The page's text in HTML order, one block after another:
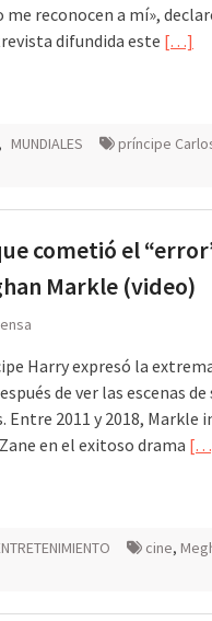
me reconocen a mí»,
difundida este […]
, MUNDIALES príncipe
cometió el
Markle (video)
Harry expresó la
de ver las escenas
Entre 2011 y 2018,
en el exitoso drama
cine,